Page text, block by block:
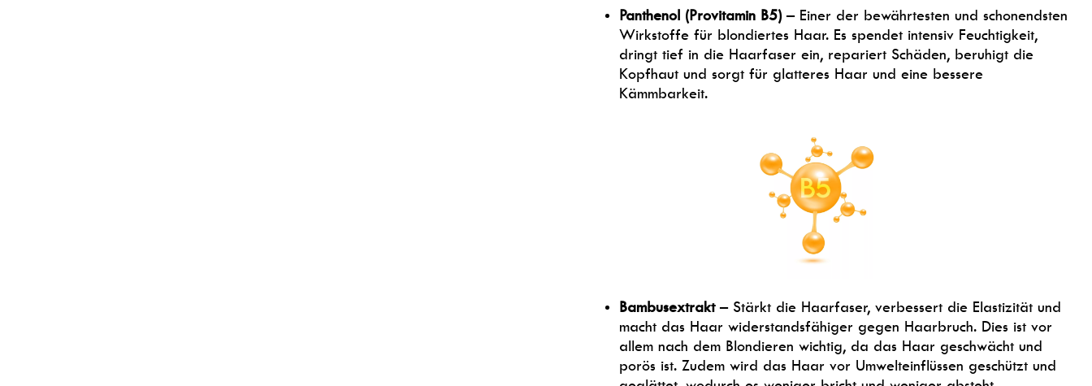
Panthenol (Provitamin B5) – Einer der bewährtesten und schonendsten
Wirkstoffe für blondiertes Haar. Es spendet intensiv Feuchtigkeit,
dringt tief in die Haarfaser ein, repariert Schäden, beruhigt die
Kopfhaut und sorgt für glatteres Haar und eine bessere
Kämmbarkeit.
Bambusextrakt– Stärkt die Haarfaser, verbessert die Elastizität und
macht das Haar widerstandsfähiger gegen Haarbruch. Dies ist vor
allem nach dem Blondieren wichtig, da das Haar geschwächt und
porös ist. Zudem wird das Haar vor Umwelteinflüssen geschützt und